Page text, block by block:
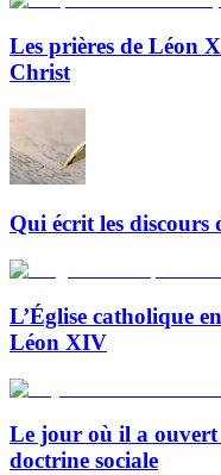
Les prières de Léon
Christ
Qui écrit les discours
L’Église catholique
Léon XIV
Le jour où il a ouvert
doctrine sociale